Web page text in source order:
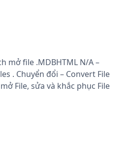
mở file .MDBHTML N/A –
. Chuyển đổi – Convert File
File, sửa và khắc phục File